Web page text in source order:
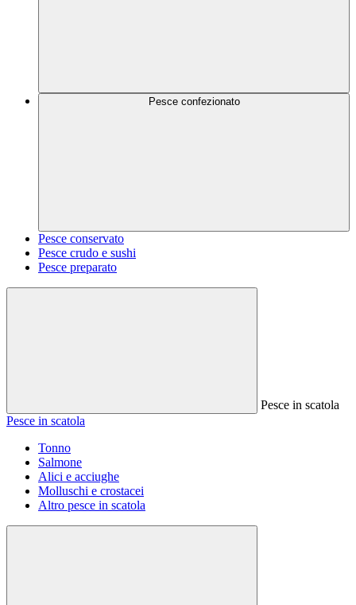
Pesce confezionato
Pesce conservato
Pesce crudo e sushi
Pesce preparato
Pesce in scatola
Pesce in scatola
Tonno
Salmone
Alici e acciughe
Molluschi e crostacei
Altro pesce in scatola